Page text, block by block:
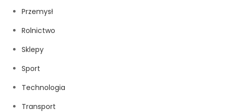
Przemysł
Rolnictwo
Sklepy
Sport
Technologia
Transport